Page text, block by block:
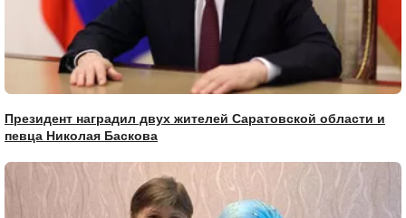
Президент наградил двух жителей Саратовской области и
певца Николая Баскова